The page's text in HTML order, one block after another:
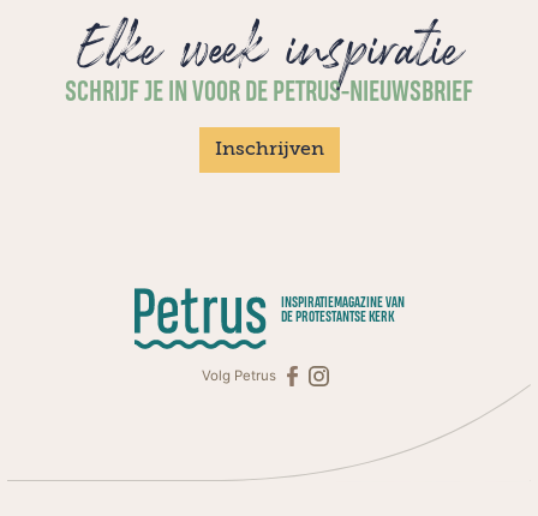
Elke week inspiratie
SCHRIJF JE IN VOOR DE PETRUS-NIEUWSBRIEF
Inschrijven
INSPIRATIEMAGAZINE VAN
DE PROTESTANTSE KERK
Volg Petrus